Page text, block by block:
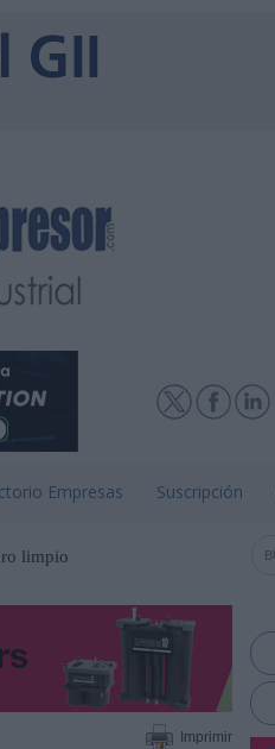
Empresas Suscripción
limpio
en
Imprimir